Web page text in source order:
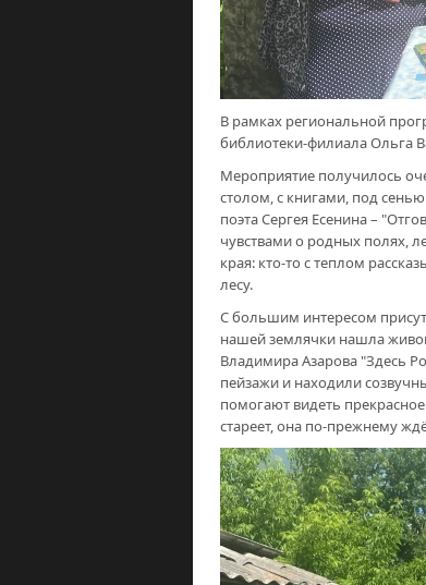
В рамках региональной
библиотеки-филиала Ольга
Мероприятие получилось
столом, с книгами, под
поэта Сергея Есенина –
чувствами о родных полях,
края: кто-то с теплом
лесу.
С большим интересом
нашей землячки нашла
Владимира Азарова "Здесь
пейзажи и находили
помогают видеть
стареет, она по-прежнему